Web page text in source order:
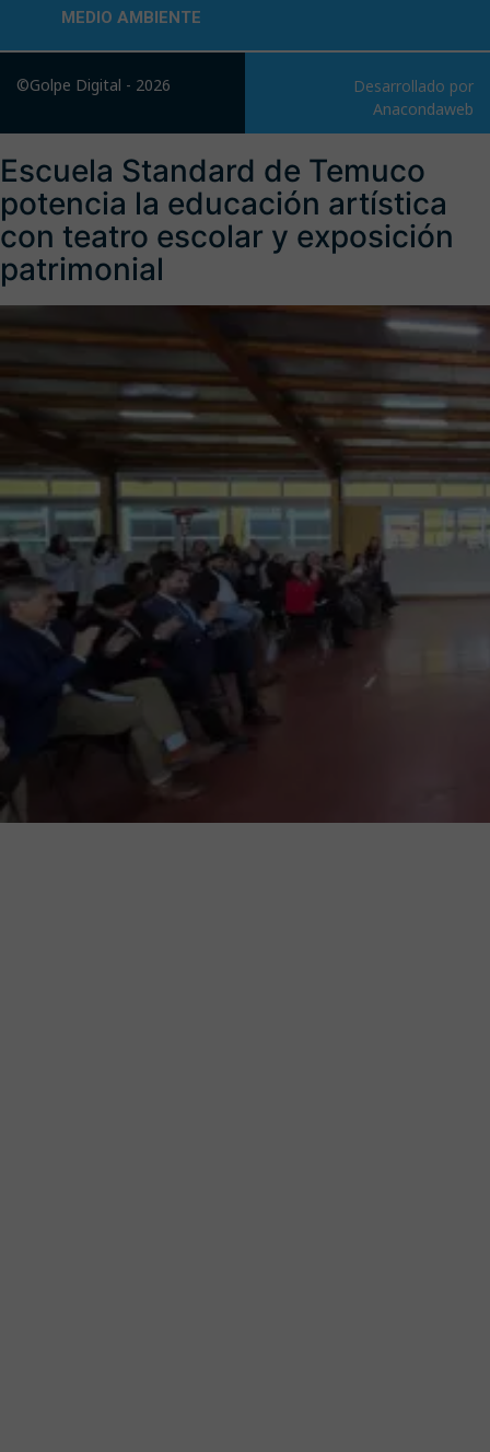
MEDIO AMBIENTE
©Golpe Digital - 2026
Desarrollado por
Anacondaweb
Escuela Standard de Temuco
potencia la educación artística
con teatro escolar y exposición
patrimonial